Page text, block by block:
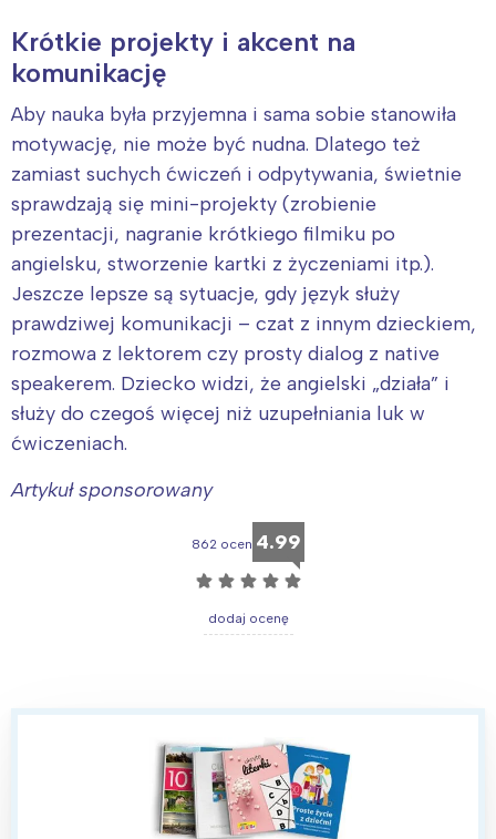
Krótkie projekty i akcent na
komunikację
Aby nauka była przyjemna i sama sobie stanowiła
motywację, nie może być nudna. Dlatego też
zamiast suchych ćwiczeń i odpytywania, świetnie
sprawdzają się mini-projekty (zrobienie
prezentacji, nagranie krótkiego filmiku po
angielsku, stworzenie kartki z życzeniami itp.).
Jeszcze lepsze są sytuacje, gdy język służy
prawdziwej komunikacji – czat z innym dzieckiem,
rozmowa z lektorem czy prosty dialog z native
speakerem. Dziecko widzi, że angielski „działa” i
służy do czegoś więcej niż uzupełniania luk w
ćwiczeniach.
Artykuł sponsorowany
862 ocen 4.99
☆ ☆ ☆ ☆ ☆
dodaj ocenę